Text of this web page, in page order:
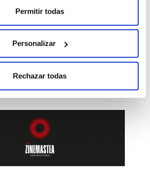
Permitir todas
Personalizar
Rechazar todas
Afrikaldia
eta afrikarren arteko topagunea,
kohesioa bultzatzen duena